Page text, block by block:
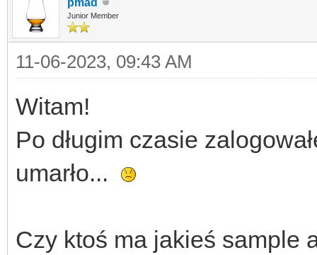
Junior Member
11-06-2023, 09:43 AM
Witam!
Po długim czasie
umarło...
Czy ktoś ma jakieś sample